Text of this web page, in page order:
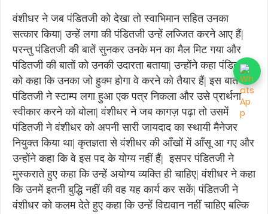
वंशीधर ने जब पंडितजी को देखा तो स्वाभिमान सहित उनका
सत्कार किया| उन्हें लगा की पंडितजी उन्हें लज्जित करने आए हैं|
परन्तु पंडितजी की बातें सुनकर उनके मन का मैल मिट गया और
पंडितजी की बातों को उनकी उदारता बताया| उन्होंने कहा पंडितजी
को कहा कि उनका जो हुक्म होगा वे करने को तैयार हैं| इस बात पर
पंडितजी ने स्टाम्प लगा हुआ एक पत्र निकला और उसे प्रार्थना
स्वीकार करने को बोला| वंशीधर ने जब कागज़ पढ़ा तो उसमें
पंडितजी ने वंशीधर को अपनी सारी जायदाद का स्थायी मैनेजर
नियुक्त किया था| कृतज्ञता से वंशीधर की आँखों में आँसू आ गए और
उन्होंने कहा कि वे इस पद के योग्य नहीं हैं| इसपर पंडितजी ने
मुस्कराते हुए कहा कि उन्हें अयोग्य व्यक्ति ही चाहिए| वंशीधर ने कहा
कि उनमें इतनी बुद्धि नहीं की वह यह कार्य कर सकें| पंडितजी ने
वंशीधर को कलम देते हुए कहा कि उन्हें विद्यवान नहीं चाहिए बल्कि